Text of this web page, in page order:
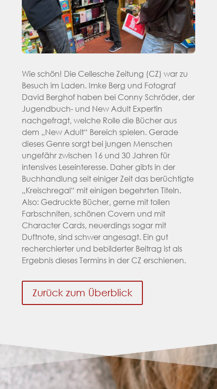
Wie schön! Die Cellesche Zeitung (CZ) war zu
Besuch im Laden. Imke Berg und Fotograf
David Berghof haben bei Conny Schröder, der
Jugendbuch- und New Adult Expertin
nachgefragt, welche Rolle die Bücher aus
dem „New Adult“ Bereich spielen. Gerade
dieses Genre sorgt bei jungen Menschen
ungefähr zwischen 16 und 30 Jahren für
intensives Leseinteresse. Daher gibts in der
Buchhandlung seit einiger Zeit das berüchtigte
„Kreischregal“ mit einigen begehrten Titeln.
Also: Gedruckte Bücher, gerne mit tollen
Farbschniten, schönen Covern und mit
Character Cards, neuerdings sogar mit
Duftnote, sind schwer angesagt. Ein gut
recherchierter und bebilderter Beitrag ist als
Ergebnis dieses Termins in der CZ erschienen.
Zurück zum Überblick